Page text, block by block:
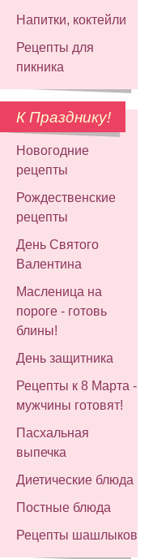
Напитки, коктейли
Рецепты для
пикника
К Празднику!
Новогодние
рецепты
Рождественские
рецепты
День Святого
Валентина
Масленица на
пороге - готовь
блины!
День защитника
Рецепты к 8 Марта -
мужчины готовят!
Пасхальная
выпечка
Диетические блюда
Постные блюда
Рецепты шашлыков